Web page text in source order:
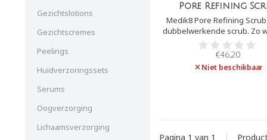
Gezichtslotions
Gezichtscremes
Peelings
Huidverzoringssets
Serums
Oogverzorging
Lichaamsverzorging
Pore Refining
Medik8 Pore Refining
dubbelwerkende scrub. Zo
scrub exfoliërend door
jojoba-korrels. Tevens
ingrediënten salicylzuur
amandelzuur ervoor dat de
€46,20
Niet beschikbaar
Pagina 1 van 1 |